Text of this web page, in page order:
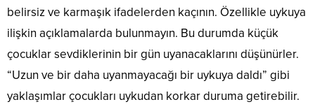
belirsiz ve karmaşık ifadelerden kaçının. Özellikle uykuya
ilişkin açıklamalarda bulunmayın. Bu durumda küçük
çocuklar sevdiklerinin bir gün uyanacaklarını düşünürler.
“Uzun ve bir daha uyanmayacağı bir uykuya daldı” gibi
yaklaşımlar çocukları uykudan korkar duruma getirebilir.